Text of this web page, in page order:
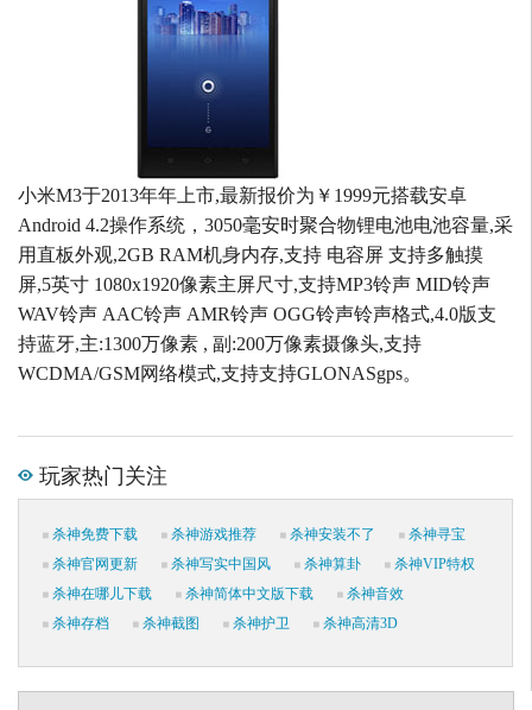
小米M3于2013年年上市,最新报价为￥1999元搭载安卓
Android 4.2操作系统，3050毫安时聚合物锂电池电池容量,采
用直板外观,2GB RAM机身内存,支持 电容屏 支持多触摸
屏,5英寸 1080x1920像素主屏尺寸,支持MP3铃声 MID铃声
WAV铃声 AAC铃声 AMR铃声 OGG铃声铃声格式,4.0版支
持蓝牙,主:1300万像素 , 副:200万像素摄像头,支持
WCDMA/GSM网络模式,支持支持GLONASgps。
玩家热门关注
杀神免费下载 杀神游戏推荐 杀神安装不了
杀神寻宝
杀神官网更新
杀神写实中国风 杀神算卦
杀神VIP特权
杀神在哪儿下载
杀神简体中文版下载
杀神音效
杀神存档
杀神截图 杀神护卫 杀神高清3D